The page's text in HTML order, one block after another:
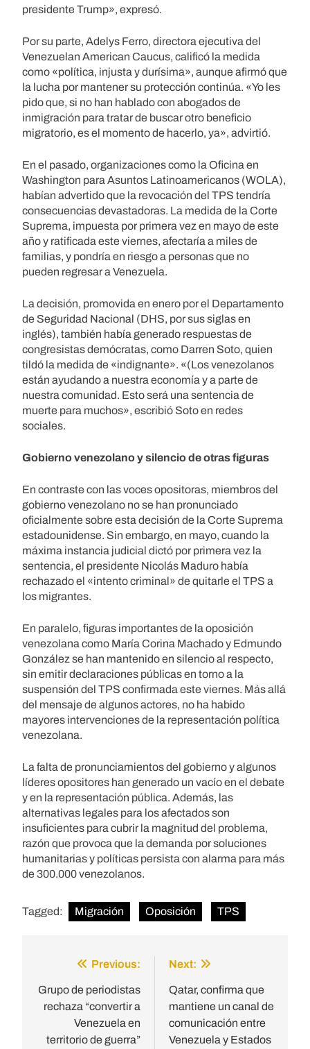
presidente Trump», expresó.
Por su parte, Adelys Ferro, directora ejecutiva del
Venezuelan American Caucus, calificó la medida
como «política, injusta y durísima», aunque afirmó que
la lucha por mantener su protección continúa. «Yo les
pido que, si no han hablado con abogados de
inmigración para tratar de buscar otro beneficio
migratorio, es el momento de hacerlo, ya», advirtió.
En el pasado, organizaciones como la Oficina en
Washington para Asuntos Latinoamericanos (WOLA),
habían advertido que la revocación del TPS tendría
consecuencias devastadoras. La medida de la Corte
Suprema, impuesta por primera vez en mayo de este
año y ratificada este viernes, afectaría a miles de
familias, y pondría en riesgo a personas que no
pueden regresar a Venezuela.
La decisión, promovida en enero por el Departamento
de Seguridad Nacional (DHS, por sus siglas en
inglés), también había generado respuestas de
congresistas demócratas, como Darren Soto, quien
tildó la medida de «indignante». «(Los venezolanos
están ayudando a nuestra economía y a parte de
nuestra comunidad. Esto será una sentencia de
muerte para muchos», escribió Soto en redes
sociales.
Gobierno venezolano y silencio de otras figuras
En contraste con las voces opositoras, miembros del
gobierno venezolano no se han pronunciado
oficialmente sobre esta decisión de la Corte Suprema
estadounidense. Sin embargo, en mayo, cuando la
máxima instancia judicial dictó por primera vez la
sentencia, el presidente Nicolás Maduro había
rechazado el «intento criminal» de quitarle el TPS a
los migrantes.
En paralelo, figuras importantes de la oposición
venezolana como María Corina Machado y Edmundo
González se han mantenido en silencio al respecto,
sin emitir declaraciones públicas en torno a la
suspensión del TPS confirmada este viernes. Más allá
del mensaje de algunos actores, no ha habido
mayores intervenciones de la representación política
venezolana.
La falta de pronunciamientos del gobierno y algunos
líderes opositores han generado un vacío en el debate
y en la representación pública. Además, las
alternativas legales para los afectados son
insuficientes para cubrir la magnitud del problema,
razón que provoca que la demanda por soluciones
humanitarias y políticas persista con alarma para más
de 300.000 venezolanos.
Tagged: Migración Oposición TPS
navigation
Previous:
Grupo de periodistas
rechaza “convertir a
Venezuela en
territorio de guerra”
Next:
Qatar, confirma que
mantiene un canal de
comunicación entre
Venezuela y Estados